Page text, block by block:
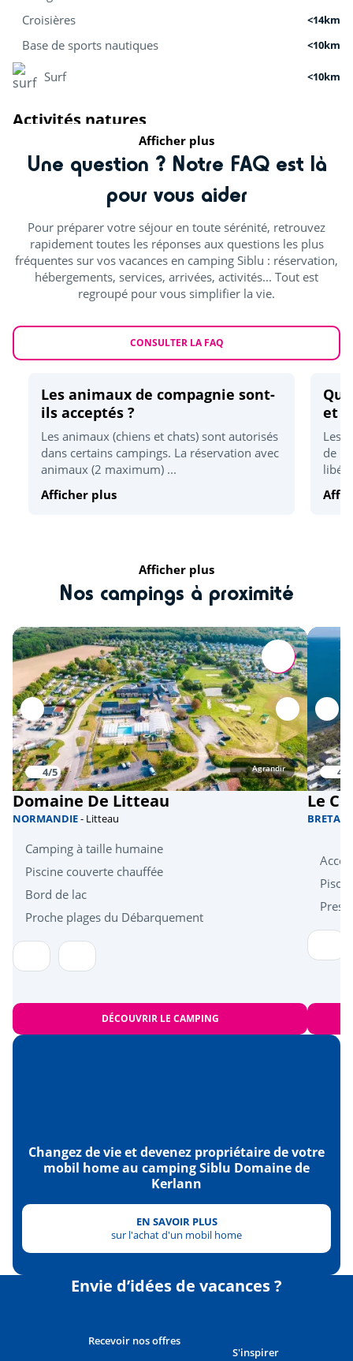
Croisières <14km
Base de sports nautiques <10km
Surf <10km
Activités natures
<5km
Centre équestre (€)
Pistes cyclables
Mini-ferme <4km
Aquarium <88km
Activités sportives
Accrobranche <10km
Karting <30km
Randonnées
Détente et bien être
Plage la plus proche <4km
Alignements de Carnac <90km
Presque'Ile de Crozon
Afficher plus
Une question ? Notre FAQ est là
pour vous aider
Pour préparer votre séjour en toute sérénité, retrouvez
rapidement toutes les réponses aux questions les plus
fréquentes sur vos vacances en camping Siblu : réservation,
hébergements, services, arrivées, activités... Tout est
regroupé pour vous simplifier la vie.
CONSULTER LA FAQ
Les animaux de compagnie sont-
ils acceptés ?
Les animaux (chiens et chats) sont autorisés
dans certains campings. La réservation avec
animaux (2 maximum) ...
Afficher plus
et
Les
de
Afficher plus
Nos campings à proximité
4/5 Agrandir
Domaine De Litteau
NORMANDIE- Litteau
Camping à taille humaine
Piscine couverte chauffée
Bord de lac
Proche plages du Débarquement
DÉCOUVRIR LE CAMPING
4/5
Le
Changez de vie et devenez propriétaire de votre
mobil home au camping Siblu Domaine de
Kerlann
EN SAVOIR PLUS
sur l'achat d'un mobil home
Envie d’idées de vacances ?
Recevoir nos offres
S'inspirer